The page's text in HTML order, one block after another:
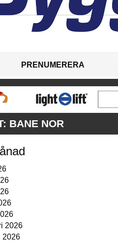
PRENUMERERA
BANE NOR
2026
2026